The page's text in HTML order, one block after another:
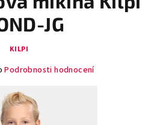
JG
KILPI
Podrobnosti hodnocení